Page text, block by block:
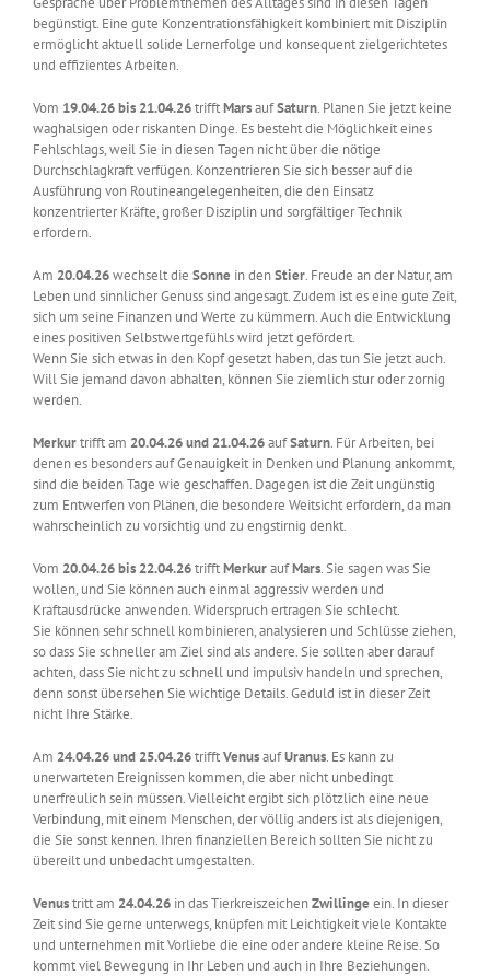
begünstigt. Eine gute Konzentrationsfähigkeit kombiniert mit Disziplin
ermöglicht aktuell solide Lernerfolge und konsequent zielgerichtetes
und effizientes Arbeiten.
Vom 19.04.26 bis 21.04.26trifftMarsaufSaturn. Planen Sie jetzt keine
waghalsigen oder riskanten Dinge. Es besteht die Möglichkeit eines
Fehlschlags, weil Sie in diesen Tagen nicht über die nötige
Durchschlagkraft verfügen. Konzentrieren Sie sich besser auf die
Ausführung von Routineangelegenheiten, die den Einsatz
konzentrierter Kräfte, großer Disziplin und sorgfältiger Technik
erfordern.
Am 20.04.26wechselt die Sonne in denStier. Freude an der Natur, am
Leben und sinnlicher Genuss sind angesagt. Zudem ist es eine gute Zeit,
sich um seine Finanzen und Werte zu kümmern. Auch die Entwicklung
eines positiven Selbstwertgefühls wird jetzt gefördert.
Wenn Sie sich etwas in den Kopf gesetzt haben, das tun Sie jetzt auch.
Will Sie jemand davon abhalten, können Sie ziemlich stur oder zornig
werden.
Merkurtrifft am 20.04.26 und 21.04.26aufSaturn. Für Arbeiten, bei
denen es besonders auf Genauigkeit in Denken und Planung ankommt,
sind die beiden Tage wie geschaffen. Dagegen ist die Zeit ungünstig
zum Entwerfen von Plänen, die besondere Weitsicht erfordern, da man
wahrscheinlich zu vorsichtig und zu engstirnig denkt.
Vom 20.04.26 bis 22.04.26trifftMerkuraufMars. Sie sagen was Sie
wollen, und Sie können auch einmal aggressiv werden und
Kraftausdrücke anwenden. Widerspruch ertragen Sie schlecht.
Sie können sehr schnell kombinieren, analysieren und Schlüsse ziehen,
so dass Sie schneller am Ziel sind als andere. Sie sollten aber darauf
achten, dass Sie nicht zu schnell und impulsiv handeln und sprechen,
denn sonst übersehen Sie wichtige Details. Geduld ist in dieser Zeit
nicht Ihre Stärke.
Am 24.04.26 und 25.04.26trifftVenusaufUranus. Es kann zu
unerwarteten Ereignissen kommen, die aber nicht unbedingt
unerfreulich sein müssen. Vielleicht ergibt sich plötzlich eine neue
Verbindung, mit einem Menschen, der völlig anders ist als diejenigen,
die Sie sonst kennen. Ihren finanziellen Bereich sollten Sie nicht zu
übereilt und unbedacht umgestalten.
Venustritt am 24.04.26 in das TierkreiszeichenZwillinge ein. In dieser
Zeit sind Sie gerne unterwegs, knüpfen mit Leichtigkeit viele Kontakte
und unternehmen mit Vorliebe die eine oder andere kleine Reise. So
kommt viel Bewegung in Ihr Leben und auch in Ihre Beziehungen.